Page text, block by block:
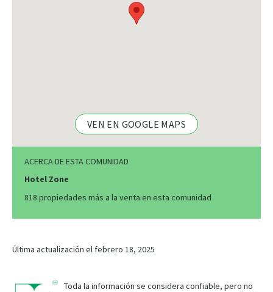
VEN EN GOOGLE MAPS
ACERCA DE ESTA COMUNIDAD
Hotel Zone
818 propiedades más a la venta en esta comunidad
Última actualización el febrero 18, 2025
Toda la información se considera confiable, pero no